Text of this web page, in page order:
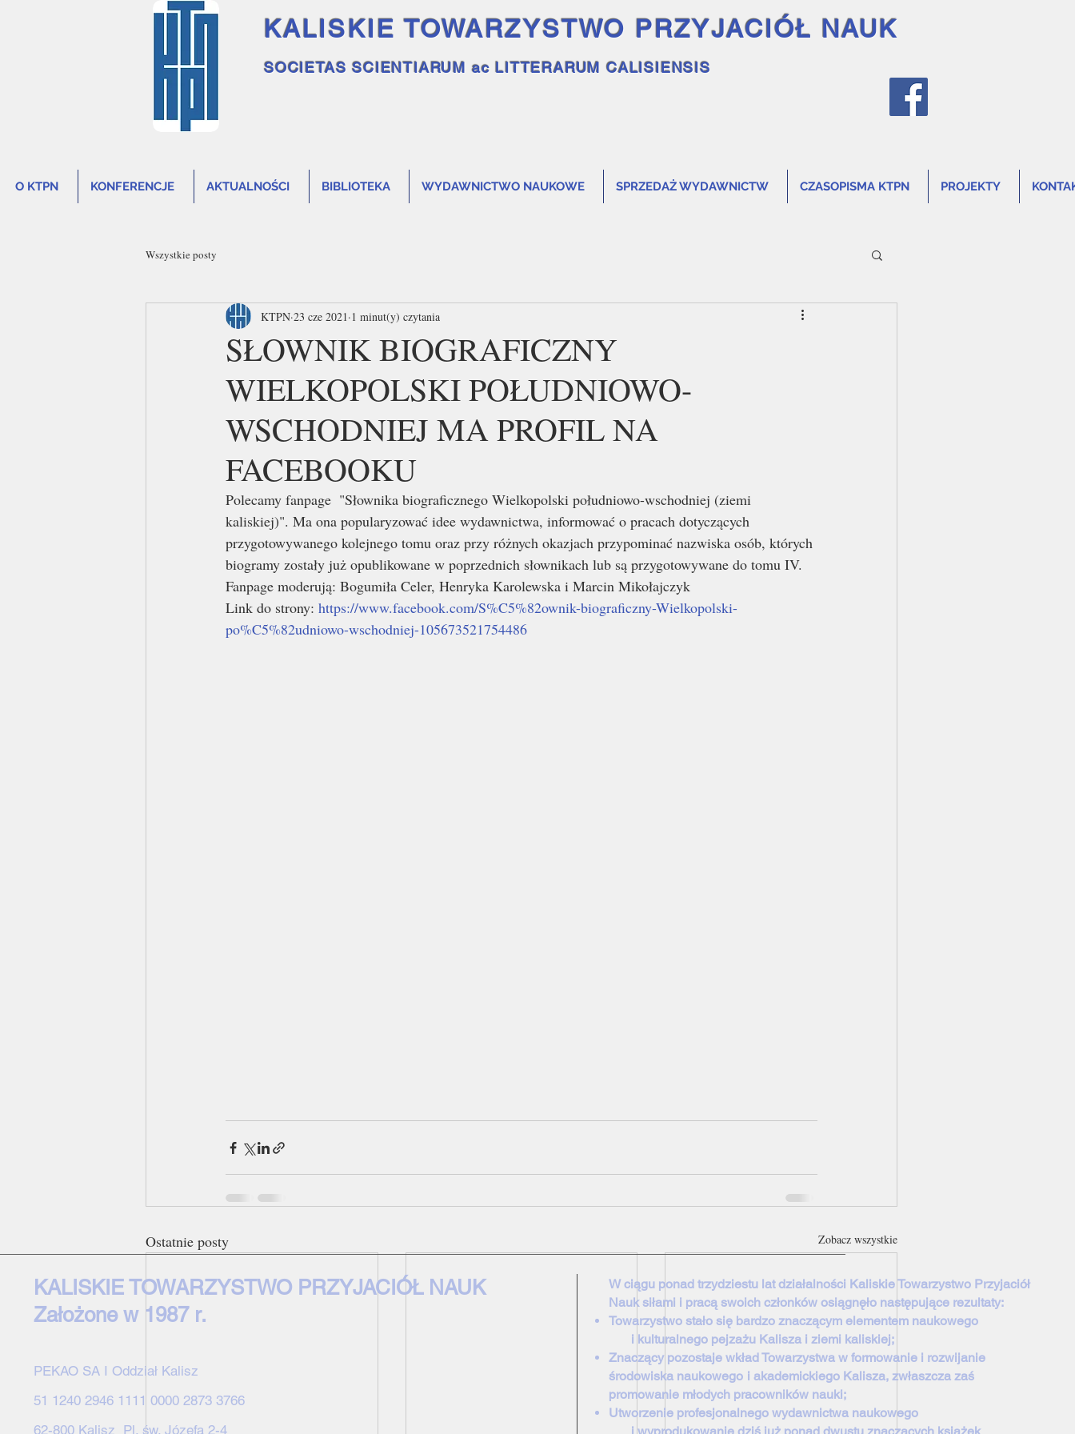
KALISKIE TOWARZYSTWO PRZYJACIÓŁ NAUK
SOCIETAS SCIENTIARUM ac LITTERARUM CALISIENSIS
O KTPN KONFERENCJE AKTUALNOŚCI BIBLIOTEKA WYDAWNICTWO NAUKOWE SPRZEDAŻ WYDAWNICTW CZASOPISMA KTPN PROJEKTY
Wszystkie posty
SŁOWNIK BIOGRAFICZNY
WIELKOPOLSKI POŁUDNIOWO-
WSCHODNIEJ MA PROFIL NA
FACEBOOKU
KTPN 23 cze 2021 1 minut(y) czytania
Polecamy fanpage  "Słownika biograficznego Wielkopolski południowo-wschodniej (ziemi
kaliskiej)". Ma ona popularyzować idee wydawnictwa, informować o pracach dotyczących
przygotowywanego kolejnego tomu oraz przy różnych okazjach przypominać nazwiska osób, których
biogramy zostały już opublikowane w poprzednich słownikach lub są przygotowywane do tomu IV.
Fanpage moderują: Bogumiła Celer, Henryka Karolewska i Marcin Mikołajczyk
Link do strony: https://www.facebook.com/S%C5%82ownik-biograficzny-Wielkopolski-
po%C5%82udniowo-wschodniej-105673521754486
Ostatnie posty Zobacz wszystkie
KALISKIE TOWARZYSTWO PRZYJACIÓŁ NAUK
Założone w 1987 r.
PEKAO SA I Oddział Kalisz
51 1240 2946 1111 0000 2873 3766
62-800 Kalisz Pl. św. Józefa 2-4
W ciągu ponad trzydziestu lat działalności Kaliskie Towarzystwo Przyjaciół
Nauk siłami i pracą swoich członków osiągnęło następujące rezultaty:
Towarzystwo stało się bardzo znaczącym elementem naukowego
i kulturalnego pejzażu Kalisza i ziemi kaliskiej;
Znaczący pozostaje wkład Towarzystwa w formowanie i rozwijanie
środowiska naukowego i akademickiego Kalisza, zwłaszcza zaś
promowanie młodych pracowników nauki;
Utworzenie profesjonalnego wydawnictwa naukowego